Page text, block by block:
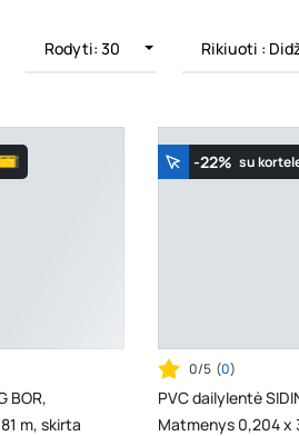
Rodyti: 30 Rikiuoti :
BOR,
m, skirta
-22% su
0/5 (0)
PVC dailylentė
Matmenys 0,204 x